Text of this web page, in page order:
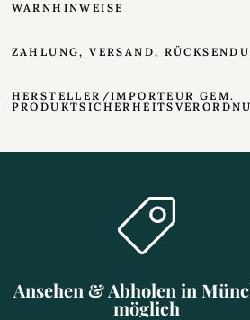
WARNHINWEISE
ZAHLUNG, VERSAND,
HERSTELLER/IMPORTEUR GEM.
Ansehen & Abholen in
möglich